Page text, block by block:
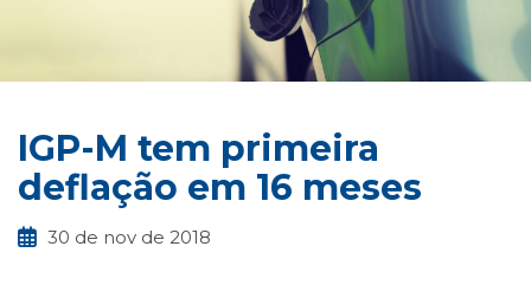
IGP-M tem primeira
deflação em 16 meses
30 de nov de 2018